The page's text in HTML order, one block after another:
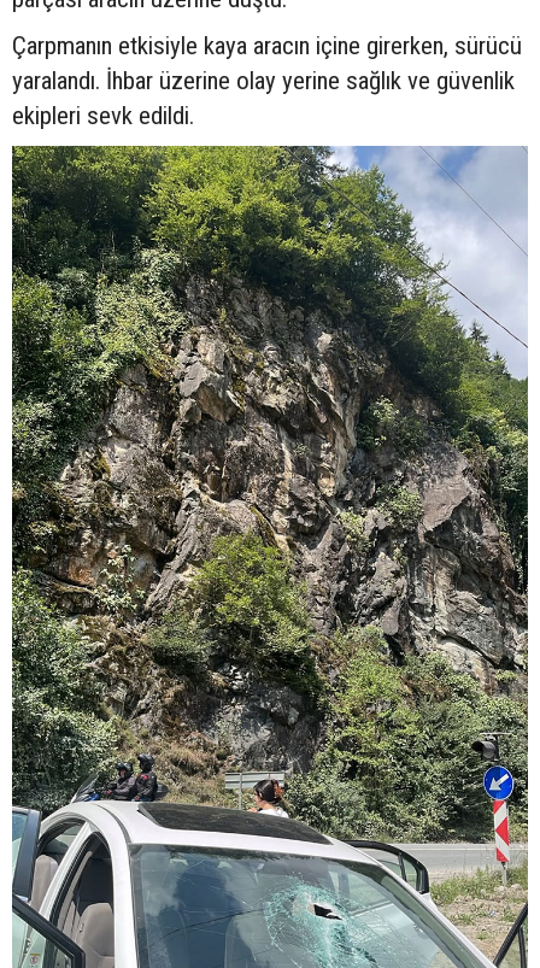
Çarpmanın etkisiyle kaya aracın içine girerken, sürücü
yaralandı. İhbar üzerine olay yerine sağlık ve güvenlik
ekipleri sevk edildi.